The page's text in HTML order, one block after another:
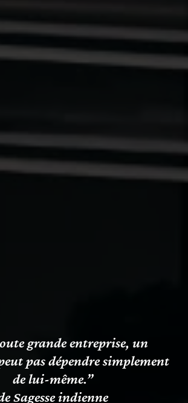
grande entreprise, un
pas dépendre simplement
de lui-même.”
Sagesse indienne